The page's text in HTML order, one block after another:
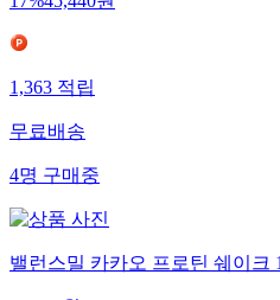
17%45,440원
1,363적립
무료배송
4명구매중
밸런스밀 카카오 프로틴 쉐이크